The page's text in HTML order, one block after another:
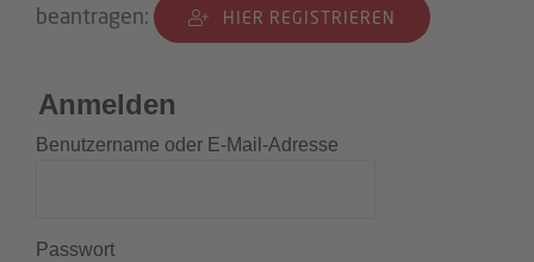
beantragen:
HIER REGISTRIEREN
Anmelden
Benutzername oder E-Mail-Adresse
Passwort